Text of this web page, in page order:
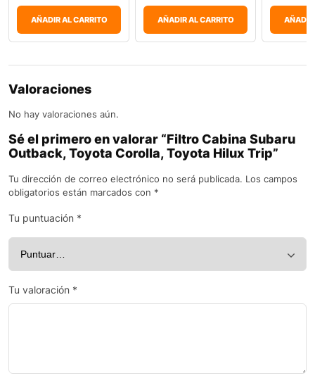
AÑADIR AL CARRITO AÑADIR AL CARRITO AÑADIR
Valoraciones
No hay valoraciones aún.
Sé el primero en valorar “Filtro Cabina Subaru
Outback, Toyota Corolla, Toyota Hilux Trip”
Tu dirección de correo electrónico no será publicada. Los campos
obligatorios están marcados con *
Tu puntuación *
Tu valoración *